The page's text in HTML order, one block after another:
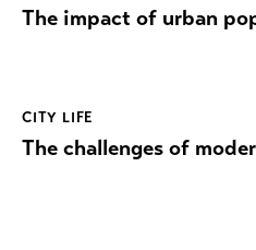
The impact of urban
CITY LIFE
The challenges of